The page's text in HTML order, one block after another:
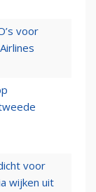
voor
voor
wijken uit